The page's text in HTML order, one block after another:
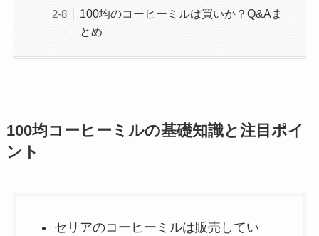
100均のコーヒーミルは買いか？Q&Aま
とめ
100均コーヒーミルの基礎知識と注目ポイ
ント
セリアのコーヒーミルは販売してい